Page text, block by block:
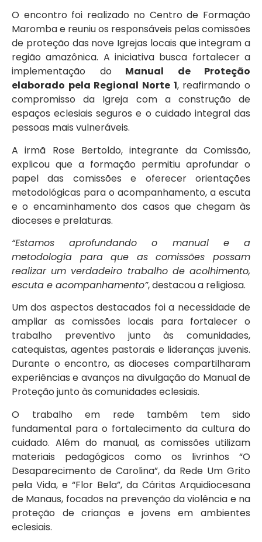
O encontro foi realizado no Centro de Formação
Maromba e reuniu os responsáveis pelas comissões
de proteção das nove Igrejas locais que integram a
região amazônica. A iniciativa busca fortalecer a
implementação do Manual de Proteção
elaborado pela Regional Norte 1, reafirmando o
compromisso da Igreja com a construção de
espaços eclesiais seguros e o cuidado integral das
pessoas mais vulneráveis.
A irmã Rose Bertoldo, integrante da Comissão,
explicou que a formação permitiu aprofundar o
papel das comissões e oferecer orientações
metodológicas para o acompanhamento, a escuta
e o encaminhamento dos casos que chegam às
dioceses e prelaturas.
“Estamos aprofundando o manual e a
metodologia para que as comissões possam
realizar um verdadeiro trabalho de acolhimento,
escuta e acompanhamento”, destacou a religiosa.
Um dos aspectos destacados foi a necessidade de
ampliar as comissões locais para fortalecer o
trabalho preventivo junto às comunidades,
catequistas, agentes pastorais e lideranças juvenis.
Durante o encontro, as dioceses compartilharam
experiências e avanços na divulgação do Manual de
Proteção junto às comunidades eclesiais.
O trabalho em rede também tem sido
fundamental para o fortalecimento da cultura do
cuidado. Além do manual, as comissões utilizam
materiais pedagógicos como os livrinhos “O
Desaparecimento de Carolina”, da Rede Um Grito
pela Vida, e “Flor Bela”, da Cáritas Arquidiocesana
de Manaus, focados na prevenção da violência e na
proteção de crianças e jovens em ambientes
eclesiais.